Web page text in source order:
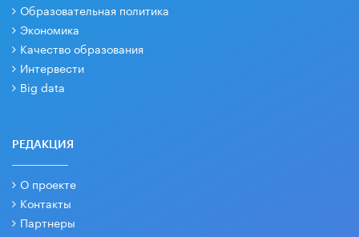
Образовательная политика
Экономика
Качество образования
Интервести
Big data
РЕДАКЦИЯ
О проекте
Контакты
Партнеры